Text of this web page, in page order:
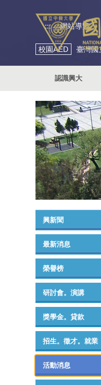
::: 網站導覽
校園AED 臺灣國
認識興大
興新聞
最新消息
榮譽榜
研討會。演講
獎學金。貸款
招生。徵才。就業
活動消息